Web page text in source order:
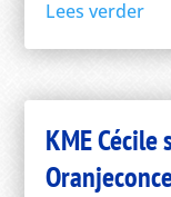
Lees verder
KME